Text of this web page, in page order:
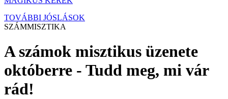
TOVÁBBI JÓSLÁSOK
SZÁMMISZTIKA
A számok misztikus üzenete
októberre - Tudd meg, mi vár
rád!